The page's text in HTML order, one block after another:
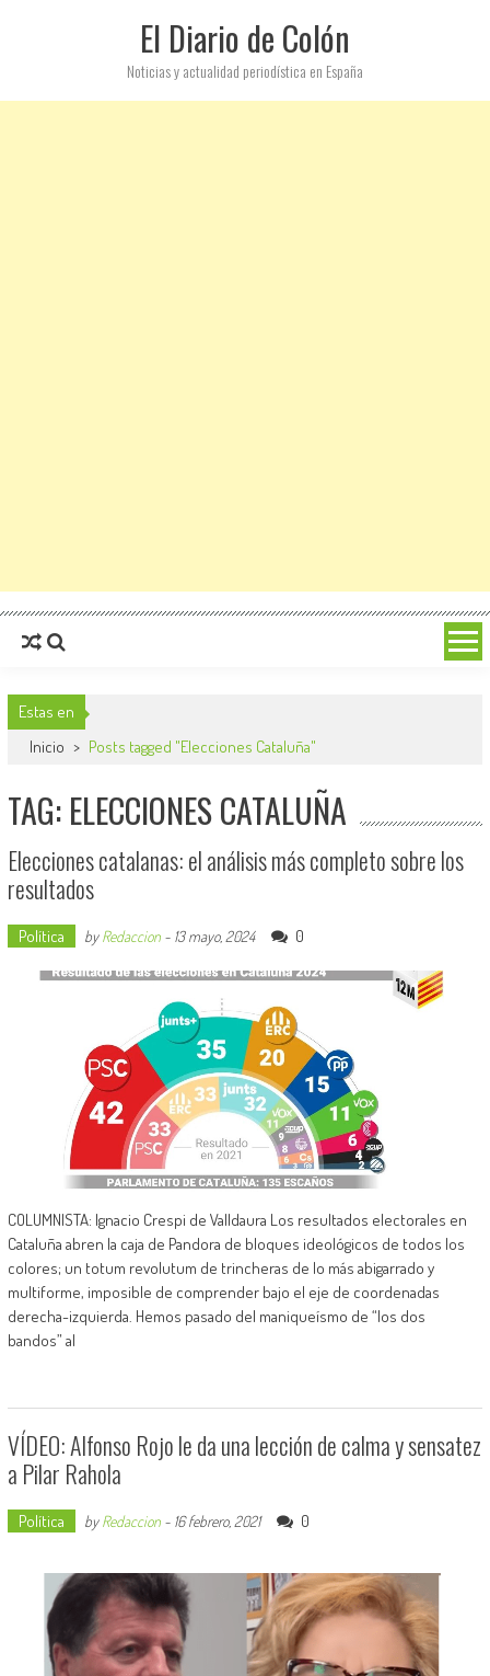
El Diario de Colón
Noticias y actualidad periodística en España
Estas en
Inicio > Posts tagged "Elecciones Cataluña"
TAG: ELECCIONES CATALUÑA
Elecciones catalanas: el análisis más completo sobre los
resultados
Política byRedaccion- 13 mayo, 2024 0
COLUMNISTA: Ignacio Crespi de Valldaura Los resultados electorales en
Cataluña abren la caja de Pandora de bloques ideológicos de todos los
colores; un totum revolutum de trincheras de lo más abigarrado y
multiforme, imposible de comprender bajo el eje de coordenadas
derecha-izquierda. Hemos pasado del maniqueísmo de “los dos
bandos” al
VÍDEO: Alfonso Rojo le da una lección de calma y sensatez
a Pilar Rahola
Política byRedaccion- 16 febrero, 2021 0